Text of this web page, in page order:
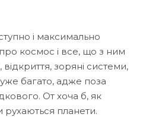
і максимально
космос і все, що з ним
зоряні системи,
багато, адже поза
От хоча б, як
рухаються планети.